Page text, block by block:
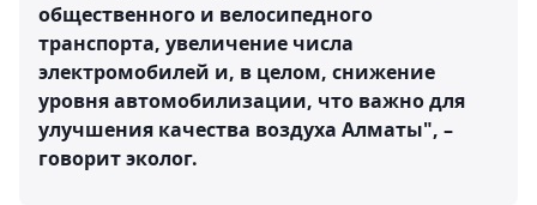
общественного и велосипедного
транспорта, увеличение числа
электромобилей и, в целом, снижение
уровня автомобилизации, что важно для
улучшения качества воздуха Алматы", –
говорит эколог.